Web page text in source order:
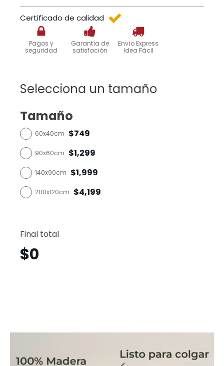
Certificado de calidad
Pagos y
seguridad
Garantía de
satisfación
Envío Express
Idea Fácil
Selecciona un tamaño
Tamaño
60x40cm $749
90x60cm $1,299
140x90cm $1,999
200x120cm $4,199
Final total
$0